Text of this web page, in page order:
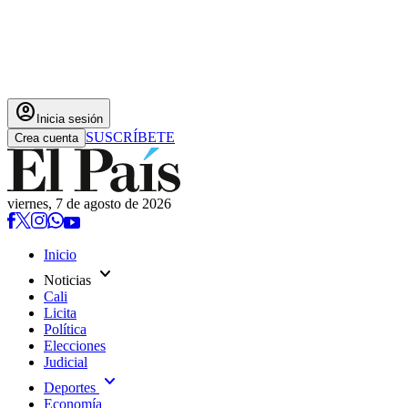
account_circle Inicia sesión
Crea cuenta SUSCRÍBETE
viernes, 7 de agosto de 2026
Inicio
Noticias expand_more
Cali
Licita
Política
Elecciones
Judicial
Deportes expand_more
Economía